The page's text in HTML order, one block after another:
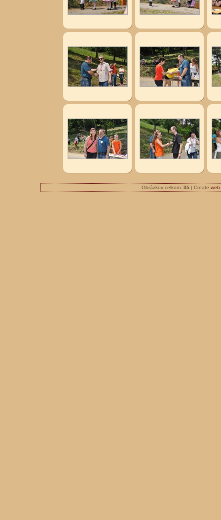
Obrázkov celkom: 35 | Create web